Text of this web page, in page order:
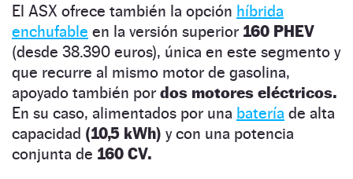
El ASX ofrece también la opción híbrida
enchufable en la versión superior 160 PHEV
(desde 38.390 euros), única en este segmento y
que recurre al mismo motor de gasolina,
apoyado también por dos motores eléctricos.
En su caso, alimentados por una batería de alta
capacidad (10,5 kWh) y con una potencia
conjunta de 160 CV.